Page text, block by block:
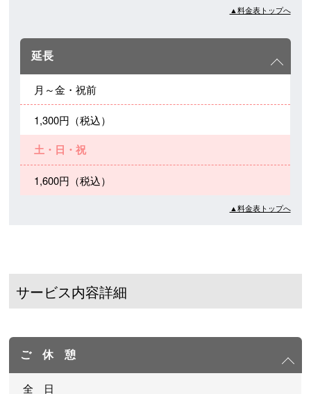
▲料金表トップへ
延長
月～金・祝前
1,300円（税込）
土・日・祝
1,600円（税込）
▲料金表トップへ
サービス内容詳細
ご 休 憩
全 日